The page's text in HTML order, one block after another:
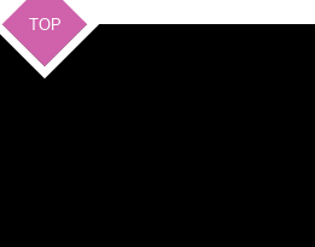
TOP